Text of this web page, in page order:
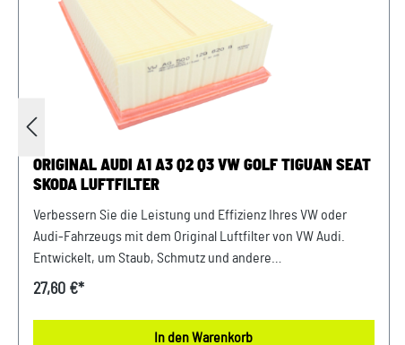
ORIGINAL AUDI A1 A3 Q2 Q3 VW GOLF TIGUAN SEAT
SKODA LUFTFILTER
Verbessern Sie die Leistung und Effizienz Ihres VW oder
Audi-Fahrzeugs mit dem Original Luftfilter von VW Audi.
Entwickelt, um Staub, Schmutz und andere
Verunreinigungen fernzuhalten, sorgt dieser Luftfilter für
und hochwertigen Materialien gewährleistet er eine lange
27,60 €*
In den Warenkorb